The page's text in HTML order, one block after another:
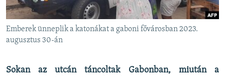
A MÚLT TANULSÁGAI
KÖVESSEN MINKET!
Emberek ünneplik a katonákat a gaboni fővárosban 2023.
augusztus 30-án
Sokan az utcán táncoltak Gabonban, miután a